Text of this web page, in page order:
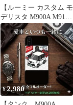
【ルーミー カスタム モ
デリスタ M900A M910A
】iPhone スマホケース
iPhone17 iPhone17e
iPhone17Pro
iPhone17ProMax
iPhoneAir iPhone16
iPhone16e 対応
¥2,980